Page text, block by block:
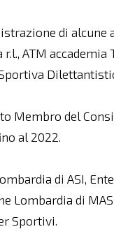
di alcune
ATM accademia
Membro del
al 2022.
di ASI,
Lombardia di
Sportivi.